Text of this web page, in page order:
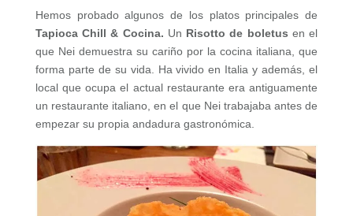
Hemos probado algunos de los platos principales de
Tapioca Chill & Cocina. Un Risotto de boletus en el
que Nei demuestra su cariño por la cocina italiana, que
forma parte de su vida. Ha vivido en Italia y además, el
local que ocupa el actual restaurante era antiguamente
un restaurante italiano, en el que Nei trabajaba antes de
empezar su propia andadura gastronómica.